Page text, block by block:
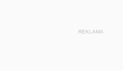
REKLAMA